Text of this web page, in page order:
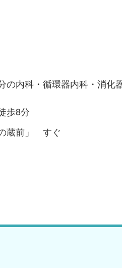
の内科・循環器内科・消
歩8分
蔵前」 すぐ